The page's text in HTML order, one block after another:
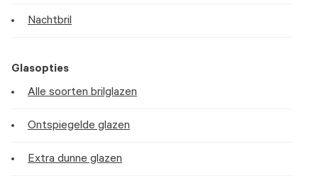
Nachtbril
Glasopties
Alle soorten brilglazen
Ontspiegelde glazen
Extra dunne glazen